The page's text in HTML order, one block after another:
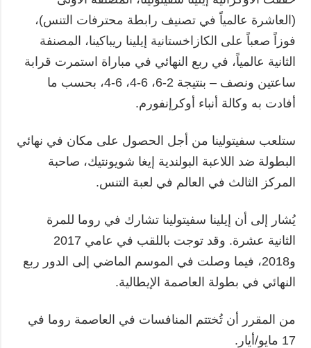
(العاشرة عالمياً في تصنيف رابطة محترفات التنس)،
فوزاً صعباً على الكازاخستانية إيلينا ريباكينا، المصنفة
الثانية عالمياً، في ربع النهائي في مباراة استمرت قرابة
ساعتين ونصف – بنتيجة 2-6، 6-4، 6-4، بحسب ما
أفادت به وكالة أنباء أوكرإنفورم.
ستلعب سفيتولينا من أجل الحصول على مكان في نهائي
البطولة ضد اللاعبة البولندية إيغا شويونتيك، صاحبة
المركز الثالث في العالم في لعبة التنس.
يُشار إلى أن إيلينا سفيتولينا تشارك في روما للمرة
الثانية عشرة. وقد توجت باللقب في عامي 2017
و2018، فيما وصلت في الموسم الماضي إلى الدور ربع
النهائي في بطولة العاصمة الإيطالية.
من المقرر أن تُختتم المنافسات في العاصمة روما في
17 مايو/أيار.